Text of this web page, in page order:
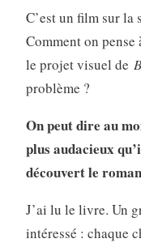
C’est un film sur
Comment on pense
le projet visuel de
problème ?
On peut dire au
plus audacieux
découvert le
J’ai lu le livre. Un
intéressé : chaque